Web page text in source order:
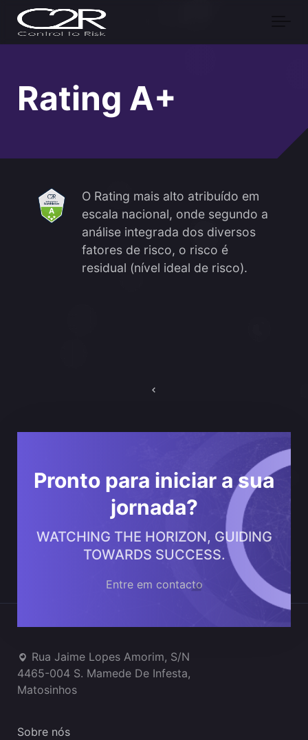
Skip to main content
Rating A+
O Rating mais alto atribuído em
escala nacional, onde segundo a
análise integrada dos diversos
fatores de risco, o risco é
residual (nível ideal de risco).
artigos
Pronto para iniciar a sua
jornada?
WATCHING THE HORIZON, GUIDING
TOWARDS SUCCESS.
Entre em contacto
Rua Jaime Lopes Amorim, S/N
4465-004 S. Mamede De Infesta,
Matosinhos
Sobre nós